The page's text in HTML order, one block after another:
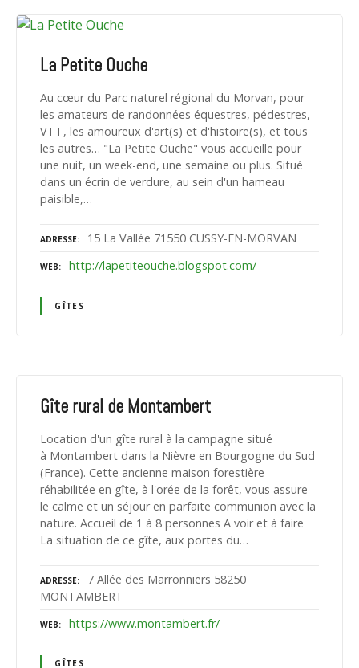
La Petite Ouche
Au cœur du Parc naturel régional du Morvan, pour
les amateurs de randonnées équestres, pédestres,
VTT, les amoureux d'art(s) et d'histoire(s), et tous
les autres… "La Petite Ouche" vous accueille pour
une nuit, un week-end, une semaine ou plus. Situé
dans un écrin de verdure, au sein d'un hameau
paisible,…
ADRESSE 15 La Vallée 71550 CUSSY-EN-MORVAN
WEB http://lapetiteouche.blogspot.com/
GÎTES
Gîte rural de Montambert
Location d'un gîte rural à la campagne situé
à Montambert dans la Nièvre en Bourgogne du Sud
(France). Cette ancienne maison forestière
réhabilitée en gîte, à l'orée de la forêt, vous assure
le calme et un séjour en parfaite communion avec la
nature. Accueil de 1 à 8 personnes A voir et à faire
La situation de ce gîte, aux portes du…
ADRESSE
7 Allée des Marronniers 58250
MONTAMBERT
WEB https://www.montambert.fr/
GÎTES